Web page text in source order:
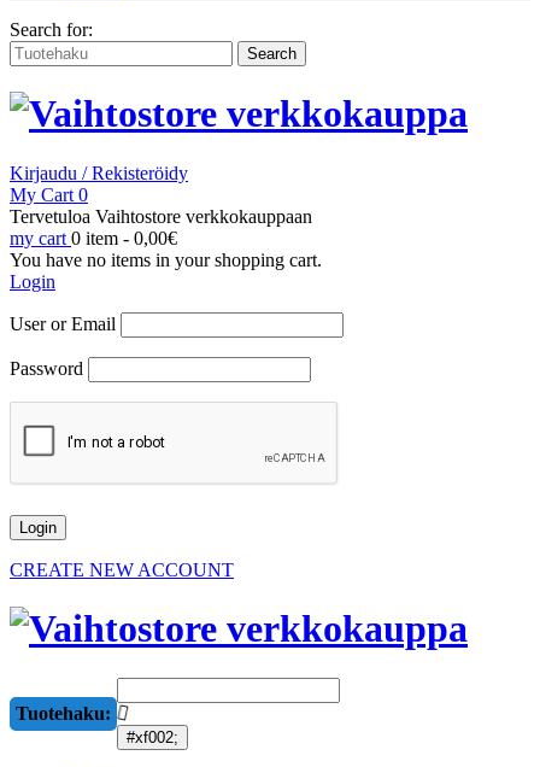
Search for:
Kirjaudu / Rekisteröidy
My Cart 0
Tervetuloa Vaihtostore verkkokauppaan
my cart 0 item - 0,00€
You have no items in your shopping cart.
Login
User or Email
Password
CREATE NEW ACCOUNT
Tuotehaku: